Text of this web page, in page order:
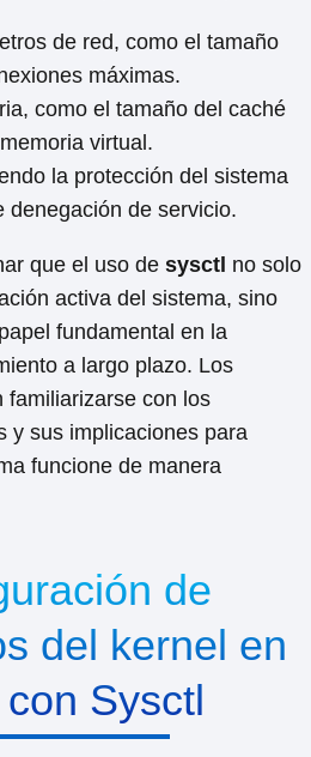
de red, como el tamaño
máximas.
como el tamaño del caché
virtual.
la protección del sistema
denegación de servicio.
que el uso de sysctl no solo
activa del sistema, sino
fundamental en la
a largo plazo. Los
familiarizarse con los
y sus implicaciones para
funcione de manera
de
del kernel en
Sysctl